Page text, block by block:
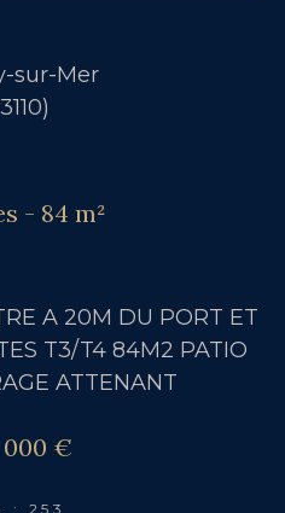
sur-Mer
- 84 m²
A 20M DU PORT ET
T3/T4 84M2 PATIO
ATTENANT
000 €
: 253